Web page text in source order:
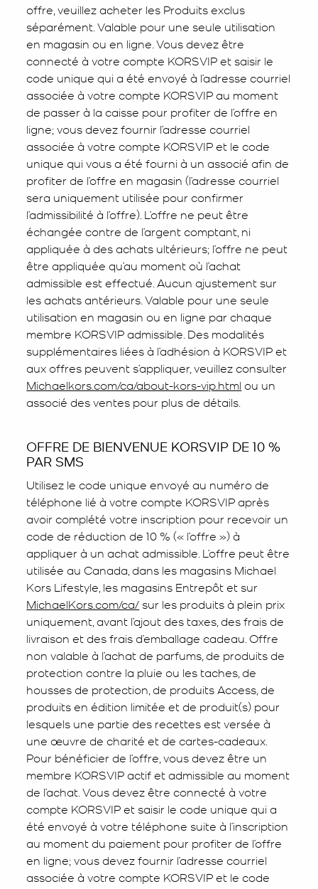
offre, veuillez acheter les Produits exclus
séparément. Valable pour une seule utilisation
en magasin ou en ligne. Vous devez être
connecté à votre compte KORSVIP et saisir le
code unique qui a été envoyé à l’adresse courriel
associée à votre compte KORSVIP au moment
de passer à la caisse pour profiter de l’offre en
ligne; vous devez fournir l’adresse courriel
associée à votre compte KORSVIP et le code
unique qui vous a été fourni à un associé afin de
profiter de l’offre en magasin (l’adresse courriel
sera uniquement utilisée pour confirmer
l’admissibilité à l’offre). L’offre ne peut être
échangée contre de l’argent comptant, ni
appliquée à des achats ultérieurs; l’offre ne peut
être appliquée qu’au moment où l’achat
admissible est effectué. Aucun ajustement sur
les achats antérieurs. Valable pour une seule
utilisation en magasin ou en ligne par chaque
membre KORSVIP admissible. Des modalités
supplémentaires liées à l’adhésion à KORSVIP et
aux offres peuvent s’appliquer, veuillez consulter
Michaelkors.com/ca/about-kors-vip.html ou un
associé des ventes pour plus de détails.
OFFRE DE BIENVENUE KORSVIP DE 10 %
PAR SMS
Utilisez le code unique envoyé au numéro de
téléphone lié à votre compte KORSVIP après
avoir complété votre inscription pour recevoir un
code de réduction de 10 % (« l’offre ») à
appliquer à un achat admissible. L’offre peut être
utilisée au Canada, dans les magasins Michael
Kors Lifestyle, les magasins Entrepôt et sur
MichaelKors.com/ca/ sur les produits à plein prix
uniquement, avant l’ajout des taxes, des frais de
livraison et des frais d’emballage cadeau. Offre
non valable à l’achat de parfums, de produits de
protection contre la pluie ou les taches, de
housses de protection, de produits Access, de
produits en édition limitée et de produit(s) pour
lesquels une partie des recettes est versée à
une œuvre de charité et de cartes-cadeaux.
Pour bénéficier de l’offre, vous devez être un
membre KORSVIP actif et admissible au moment
de l’achat. Vous devez être connecté à votre
compte KORSVIP et saisir le code unique qui a
été envoyé à votre téléphone suite à l’inscription
au moment du paiement pour profiter de l’offre
en ligne; vous devez fournir l’adresse courriel
associée à votre compte KORSVIP et le code